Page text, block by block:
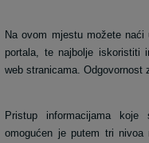
Na ovom mjestu možete
portala, te najbolje iskoristiti
web stranicama. Odgovornost
Pristup informacijama
omogućen je putem tri